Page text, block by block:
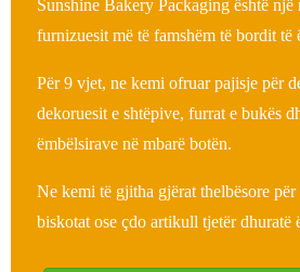
Sunshine Bakery Packaging është një
furnizuesit më të famshëm të bordit të
Për 9 vjet, ne kemi ofruar pajisje për
dekoruesit e shtëpive, furrat e bukës
ëmbëlsirave në mbarë botën.
Ne kemi të gjitha gjërat thelbësore
biskotat ose çdo artikull tjetër dhuratë